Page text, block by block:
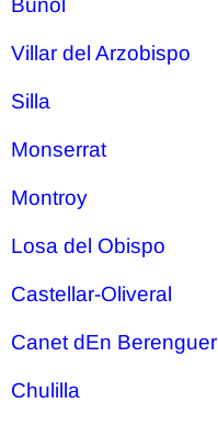
Buñol
Villar del Arzobispo
Silla
Monserrat
Montroy
Losa del Obispo
Castellar-Oliveral
Canet dEn Berenguer
Chulilla